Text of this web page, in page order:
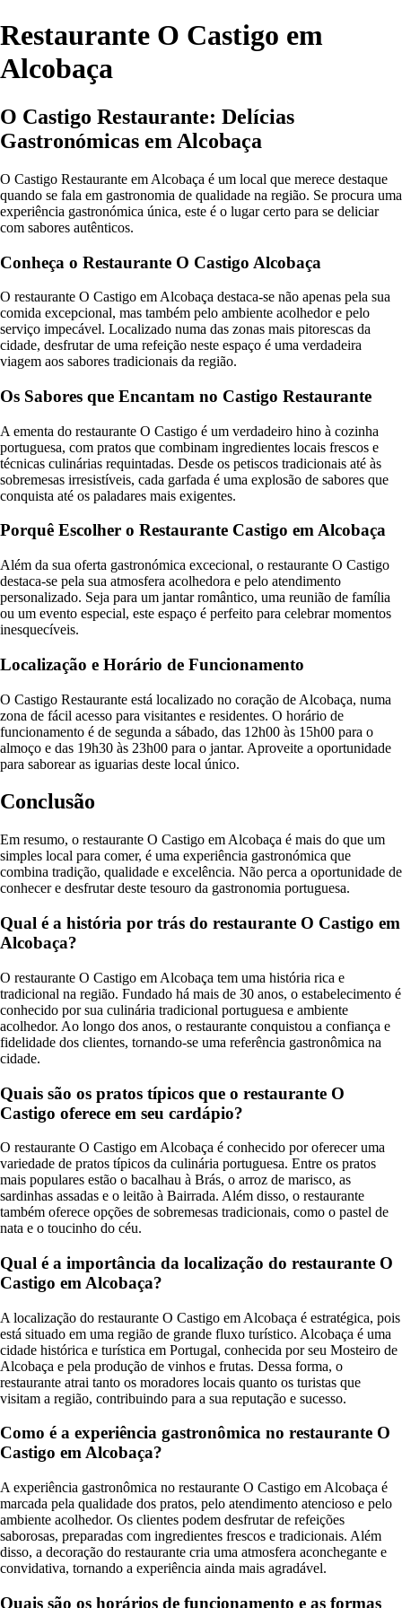
Restaurante O Castigo em
Alcobaça
O Castigo Restaurante: Delícias
Gastronómicas em Alcobaça
O Castigo Restaurante em Alcobaça é um local que merece destaque
quando se fala em gastronomia de qualidade na região. Se procura uma
experiência gastronómica única, este é o lugar certo para se deliciar
com sabores autênticos.
Conheça o Restaurante O Castigo Alcobaça
O restaurante O Castigo em Alcobaça destaca-se não apenas pela sua
comida excepcional, mas também pelo ambiente acolhedor e pelo
serviço impecável. Localizado numa das zonas mais pitorescas da
cidade, desfrutar de uma refeição neste espaço é uma verdadeira
viagem aos sabores tradicionais da região.
Os Sabores que Encantam no Castigo Restaurante
A ementa do restaurante O Castigo é um verdadeiro hino à cozinha
portuguesa, com pratos que combinam ingredientes locais frescos e
técnicas culinárias requintadas. Desde os petiscos tradicionais até às
sobremesas irresistíveis, cada garfada é uma explosão de sabores que
conquista até os paladares mais exigentes.
Porquê Escolher o Restaurante Castigo em Alcobaça
Além da sua oferta gastronómica excecional, o restaurante O Castigo
destaca-se pela sua atmosfera acolhedora e pelo atendimento
personalizado. Seja para um jantar romântico, uma reunião de família
ou um evento especial, este espaço é perfeito para celebrar momentos
inesquecíveis.
Localização e Horário de Funcionamento
O Castigo Restaurante está localizado no coração de Alcobaça, numa
zona de fácil acesso para visitantes e residentes. O horário de
funcionamento é de segunda a sábado, das 12h00 às 15h00 para o
almoço e das 19h30 às 23h00 para o jantar. Aproveite a oportunidade
para saborear as iguarias deste local único.
Conclusão
Em resumo, o restaurante O Castigo em Alcobaça é mais do que um
simples local para comer, é uma experiência gastronómica que
combina tradição, qualidade e excelência. Não perca a oportunidade de
conhecer e desfrutar deste tesouro da gastronomia portuguesa.
Qual é a história por trás do restaurante O Castigo em
Alcobaça?
O restaurante O Castigo em Alcobaça tem uma história rica e
tradicional na região. Fundado há mais de 30 anos, o estabelecimento é
conhecido por sua culinária tradicional portuguesa e ambiente
acolhedor. Ao longo dos anos, o restaurante conquistou a confiança e
fidelidade dos clientes, tornando-se uma referência gastronômica na
cidade.
Quais são os pratos típicos que o restaurante O
Castigo oferece em seu cardápio?
O restaurante O Castigo em Alcobaça é conhecido por oferecer uma
variedade de pratos típicos da culinária portuguesa. Entre os pratos
mais populares estão o bacalhau à Brás, o arroz de marisco, as
sardinhas assadas e o leitão à Bairrada. Além disso, o restaurante
também oferece opções de sobremesas tradicionais, como o pastel de
nata e o toucinho do céu.
Qual é a importância da localização do restaurante O
Castigo em Alcobaça?
A localização do restaurante O Castigo em Alcobaça é estratégica, pois
está situado em uma região de grande fluxo turístico. Alcobaça é uma
cidade histórica e turística em Portugal, conhecida por seu Mosteiro de
Alcobaça e pela produção de vinhos e frutas. Dessa forma, o
restaurante atrai tanto os moradores locais quanto os turistas que
visitam a região, contribuindo para a sua reputação e sucesso.
Como é a experiência gastronômica no restaurante O
Castigo em Alcobaça?
A experiência gastronômica no restaurante O Castigo em Alcobaça é
marcada pela qualidade dos pratos, pelo atendimento atencioso e pelo
ambiente acolhedor. Os clientes podem desfrutar de refeições
saborosas, preparadas com ingredientes frescos e tradicionais. Além
disso, a decoração do restaurante cria uma atmosfera aconchegante e
convidativa, tornando a experiência ainda mais agradável.
Quais são os horários de funcionamento e as formas